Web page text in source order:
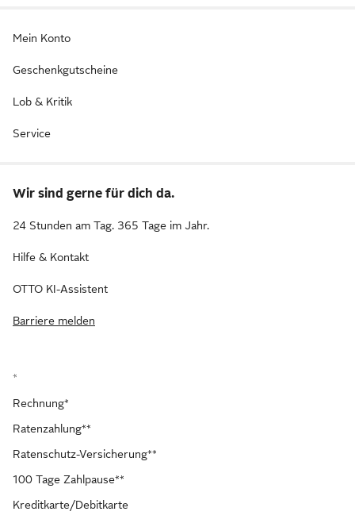
Mein Konto
Geschenkgutscheine
Lob & Kritik
Service
Wir sind gerne für dich da.
24 Stunden am Tag. 365 Tage im Jahr.
Hilfe & Kontakt
OTTO KI-Assistent
Barriere melden
*
Rechnung*
Ratenzahlung**
Ratenschutz-Versicherung**
100 Tage Zahlpause**
Kreditkarte/Debitkarte